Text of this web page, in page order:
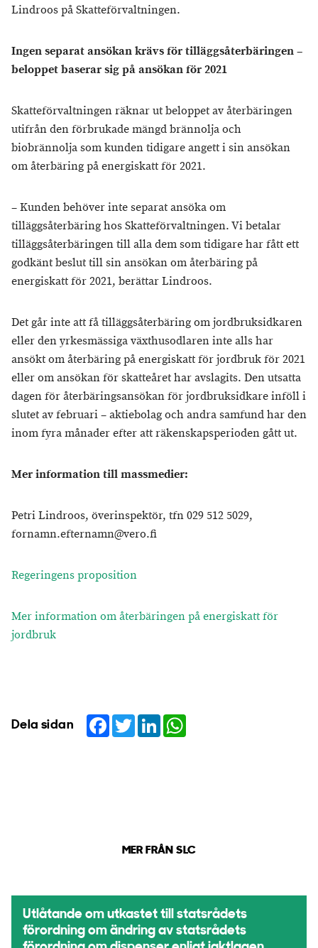
Lindroos på Skatteförvaltningen.
Ingen separat ansökan krävs för tilläggsåterbäringen –
beloppet baserar sig på ansökan för 2021
Skatteförvaltningen räknar ut beloppet av återbäringen
utifrån den förbrukade mängd brännolja och
biobrännolja som kunden tidigare angett i sin ansökan
om återbäring på energiskatt för 2021.
– Kunden behöver inte separat ansöka om
tilläggsåterbäring hos Skatteförvaltningen. Vi betalar
tilläggsåterbäringen till alla dem som tidigare har fått ett
godkänt beslut till sin ansökan om återbäring på
energiskatt för 2021, berättar Lindroos.
Det går inte att få tilläggsåterbäring om jordbruksidkaren
eller den yrkesmässiga växthusodlaren inte alls har
ansökt om återbäring på energiskatt för jordbruk för 2021
eller om ansökan för skatteåret har avslagits. Den utsatta
dagen för återbäringsansökan för jordbruksidkare inföll i
slutet av februari – aktiebolag och andra samfund har den
inom fyra månader efter att räkenskapsperioden gått ut.
Mer information till massmedier:
Petri Lindroos, överinspektör, tfn 029 512 5029,
fornamn.efternamn@vero.fi
Regeringens proposition
Mer information om återbäringen på energiskatt för
jordbruk
Dela sidan Facebook
TwitterLinkedIn
MER FRÅN SLC
Utlåtande om utkastet till statsrådets
förordning om ändring av statsrådets